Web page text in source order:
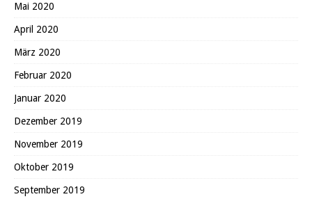
Mai 2020
April 2020
März 2020
Februar 2020
Januar 2020
Dezember 2019
November 2019
Oktober 2019
September 2019